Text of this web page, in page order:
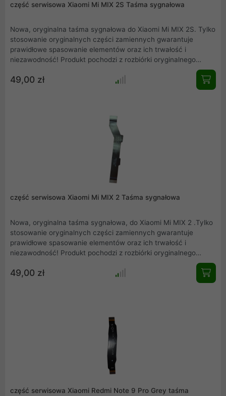
część serwisowa Xiaomi Mi MIX 2S Taśma sygnałowa
Nowa, oryginalna taśma sygnałowa do Xiaomi Mi MIX 2S. Tylko
stosowanie oryginalnych części zamiennych gwarantuje
prawidłowe spasowanie elementów oraz ich trwałość i
niezawodność! Produkt pochodzi z rozbiórki oryginalnego
49,00 zł
część serwisowa Xiaomi Mi MIX 2 Taśma sygnałowa
Nowa, oryginalna taśma sygnałowa, do Xiaomi Mi MIX 2 .Tylko
stosowanie oryginalnych części zamiennych gwarantuje
prawidłowe spasowanie elementów oraz ich trwałość i
niezawodność! Produkt pochodzi z rozbiórki oryginalnego
49,00 zł
część serwisowa Xiaomi Redmi Note 9 Pro Grey taśma